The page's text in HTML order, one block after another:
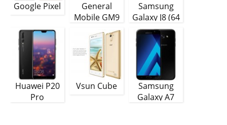
Google Pixel
General
Mobile GM9
Samsung
Galaxy J8 (64
GB)
Huawei P20
Pro
Vsun Cube
Samsung
Galaxy A7